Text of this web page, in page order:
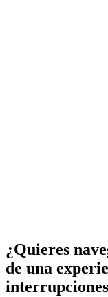
¿Quieres
de una